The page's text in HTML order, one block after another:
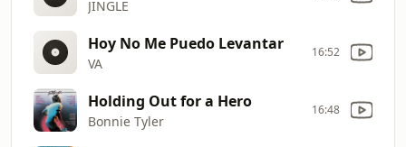
JINGLE
Hoy No Me Puedo Levantar
VA
16:52
Holding Out for a Hero
Bonnie Tyler
16:48